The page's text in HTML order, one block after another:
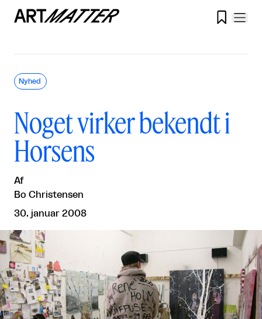

Noget virker bekendt i
Horsens
Af
Bo Christensen
30. januar 2008
Nyhed